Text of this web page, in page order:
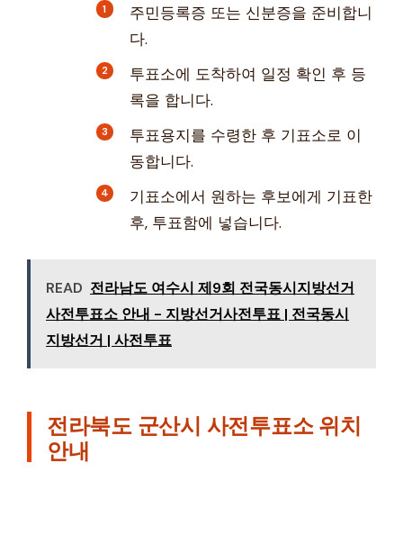
주민등록증 또는 신분증을 준비합니
다.
투표소에 도착하여 일정 확인 후 등
록을 합니다.
투표용지를 수령한 후 기표소로 이
동합니다.
기표소에서 원하는 후보에게 기표한
후, 투표함에 넣습니다.
READ 전라남도 여수시 제9회 전국동시지방선거
사전투표소 안내 - 지방선거사전투표 | 전국동시
지방선거 | 사전투표
전라북도 군산시 사전투표소 위치
안내